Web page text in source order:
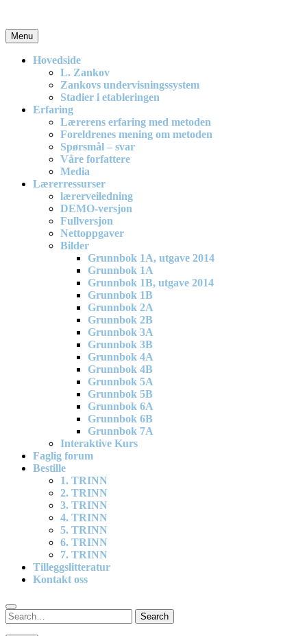
content
En effektiv og spennende modell for matematikkundervisning i
barneskolen
Menu
Hovedside
L. Zankov
Zankovs undervisningssystem
Stadier i etableringen
Erfaring
Lærerens erfaring med metoden
Foreldrenes mening om metoden
Spørsmål – svar
Våre forfattere
Media
Lærerressurser
lærerveiledning
DEMO-versjon
Fullversjon
Nettoppgaver
Bilder
Grunnbok 1A, utgave 2014
Grunnbok 1A
Grunnbok 1B, utgave 2014
Grunnbok 1B
Grunnbok 2A
Grunnbok 2B
Grunnbok 3A
Grunnbok 3B
Grunnbok 4A
Grunnbok 4B
Grunnbok 5A
Grunnbok 5B
Grunnbok 6A
Grunnbok 6B
Grunnbok 7A
Interaktive Kurs
Faglig forum
Bestille
1. TRINN
2. TRINN
3. TRINN
4. TRINN
5. TRINN
6. TRINN
7. TRINN
Tilleggslitteratur
Kontakt oss
Search
for:
Search